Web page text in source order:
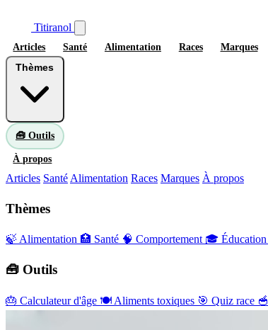
Titiranol
Articles Santé Alimentation Races Marques
🧰 Outils
À propos
Articles Santé Alimentation Races Marques À propos
Thèmes
🍃 Alimentation 🏥 Santé 🧠 Comportement 🎓 Éducation
🧰 Outils
🎂 Calculateur d'âge 🍽️ Aliments toxiques 🎯 Quiz race 🥣